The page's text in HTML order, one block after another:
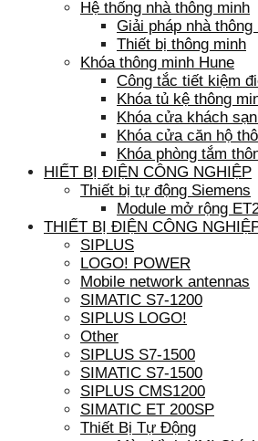
Hệ thống nhà thông minh
Giải pháp nhà thông
Thiết bị thông minh
Khóa thông minh Hune
Công tắc tiết kiệm
Khóa tủ kệ thông
Khóa cửa khách
Khóa cửa căn hộ
Khóa phòng tắm
HIẾT BỊ ĐIỆN CÔNG NGHIỆP
Thiết bị tự động Siemens
Module mở rộng
THIẾT BỊ ĐIỆN CÔNG
SIPLUS
LOGO! POWER
Mobile network antennas
SIMATIC S7-1200
SIPLUS LOGO!
Other
SIPLUS S7-1500
SIMATIC S7-1500
SIPLUS CMS1200
SIMATIC ET 200SP
Thiết Bị Tự Động